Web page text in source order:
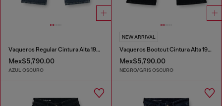
Vaqueros Regular Cintura Alta 1971 D-Sent
Mex$5,790.00
AZUL OSCURO
NEW ARRIVAL
Vaqueros Bootcut Cintura Alta 1973 D-Partt
Mex$5,790.00
NEGRO/GRIS OSCURO